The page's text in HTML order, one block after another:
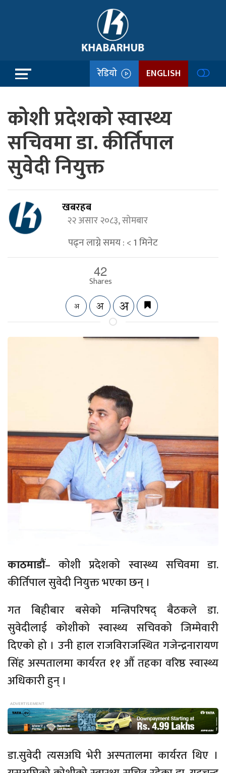
रेडियो ENGLISH
कोशी प्रदेशको स्वास्थ्य
सचिवमा डा. कीर्तिपाल
सुवेदी नियुक्त
खबरहब
२२ असार २०८३, सोमबार
पढ्न लाग्ने समय :< 1मिनेट
42
Shares
काठमाडौं– कोशी प्रदेशको स्वास्थ्य सचिवमा डा.
कीर्तिपाल सुवेदी नियुक्त भएका छन् ।
गत बिहीबार बसेको मन्त्रिपरिषद् बैठकले डा.
सुवेदीलाई कोशीको स्वास्थ्य सचिवको जिम्मेवारी
दिएको हो । उनी हाल राजविराजस्थित गजेन्द्रनारायण
सिंह अस्पतालमा कार्यरत ११ औँ तहका वरिष्ठ स्वास्थ्य
अधिकारी हुन् ।
डा.सुवेदी त्यसअघि भेरी अस्पतालमा कार्यरत थिए ।